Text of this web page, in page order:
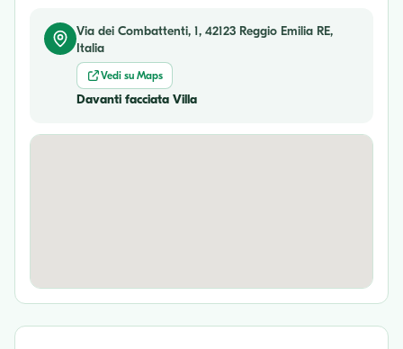
Via dei Combattenti, 1, 42123 Reggio Emilia RE,
Italia
Vedi su Maps
Davanti facciata Villa